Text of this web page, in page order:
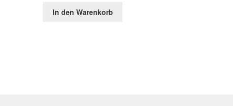
In den Warenkorb